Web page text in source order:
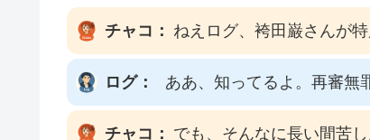
チャコ： ねえログ、袴田巌さんが
ログ： ああ、知ってるよ。再審無
チャコ： でも、そんなに長い間苦